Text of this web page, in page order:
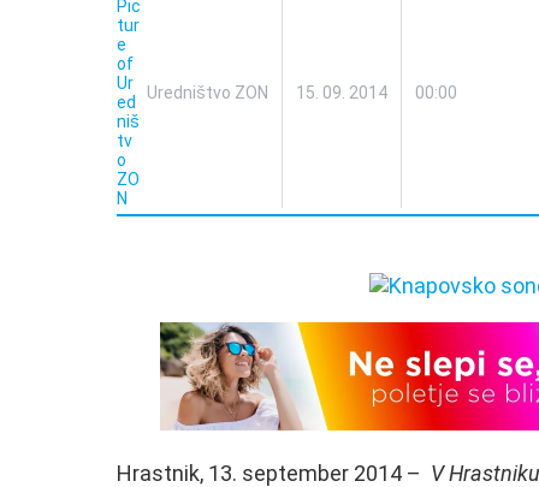
Uredništvo ZON 15. 09. 2014 00:00
Hrastnik, 13. september 2014 – V